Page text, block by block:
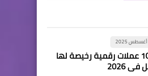
أفضل 10 عملات رقمية رخيصة لها
2026